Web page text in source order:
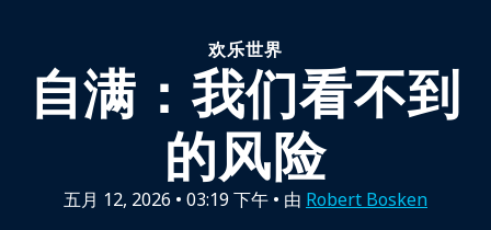
欢乐世界
自满：我们看不到
的风险
五月 12, 2026 • 03:19 下午 • 由 Robert Bosken